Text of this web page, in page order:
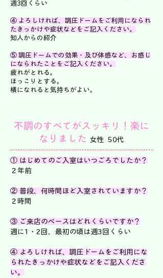
週3回くらい
④ よろしければ、調圧ドームをご利用になられ
たきっかけや症状などをご記入ください。
知人からの紹介
⑤ 調圧ドームでの効果・及び体感など、お感じ
になられたことをご記入ください。
疲れがとれる。
ほっこりとする。
横になれると気持ちがよい。
不調のすべてがスッキリ！楽に
なりました 女性 50代
① はじめてのご入室はいつごろでしたか？
２年前
② 普段、何時間ほど入室されていますか？
２時間
③ ご来店のペースはどれくらいですか？
週に1・2回、最初の頃は週3回くらい
④ よろしければ、調圧ドームをご利用にな
られたきっかけや症状などをご記入くださ
い。